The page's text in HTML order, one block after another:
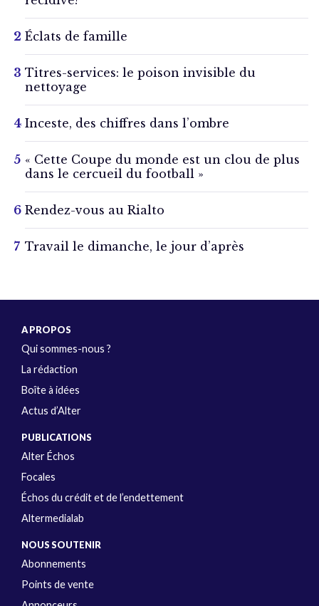
Éclats de famille
Titres-services: le poison invisible du
nettoyage
Inceste, des chiffres dans l’ombre
« Cette Coupe du monde est un clou de plus
dans le cercueil du football »
Rendez-vous au Rialto
Travail le dimanche, le jour d’après
A PROPOS
Qui sommes-nous ?
La rédaction
Boîte à idées
Actus d’Alter
PUBLICATIONS
Alter Échos
Focales
Échos du crédit et de l’endettement
Altermedialab
NOUS SOUTENIR
Abonnements
Points de vente